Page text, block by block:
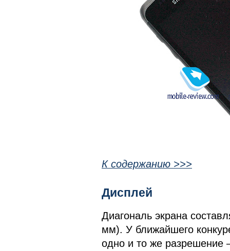
К содержанию >>>
Дисплей
Диагональ экрана
мм). У ближайшего
одно и то же разрешение